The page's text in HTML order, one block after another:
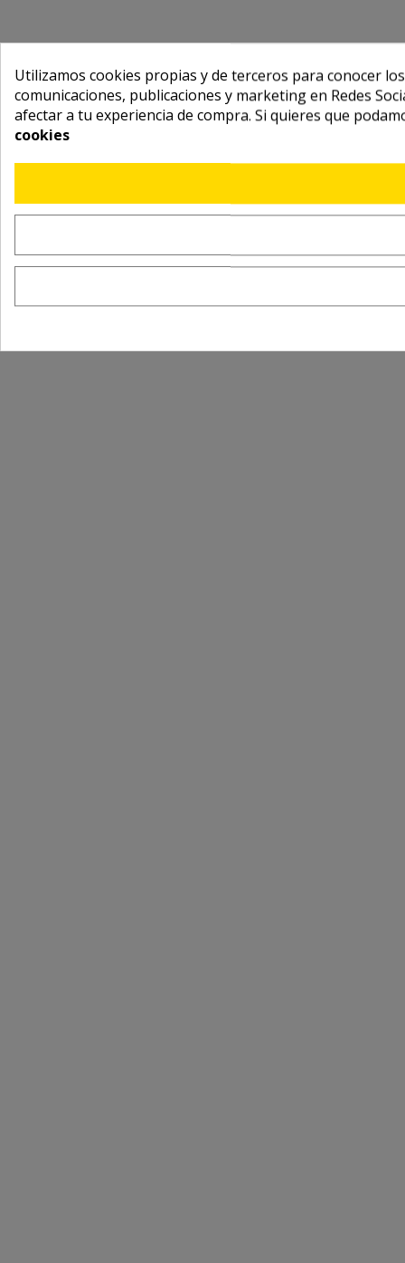
Utilizamos cookies propias y de terceros para conocer
comunicaciones, publicaciones y marketing en Redes
afectar a tu experiencia de compra. Si quieres que
cookies